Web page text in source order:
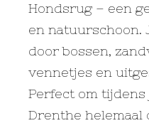
Hondsrug – een
en natuurschoon.
door bossen,
vennetjes en
Perfect om tijdens
Drenthe helemaal